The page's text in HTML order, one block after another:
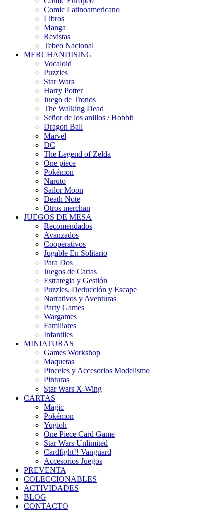
Comic Latinoamericano
Libros
Manga
Revistas
Tebeo Nacional
MERCHANDISING
Vocaloid
Puzzles
Star Wars
Harry Potter
Juego de Tronos
The Walking Dead
Señor de los anillos / Hobbit
Dragon Ball
Marvel
DC
The Legend of Zelda
One piece
Pokémon
Naruto
Sailor Moon
Death Note
Otros merchan
JUEGOS DE MESA
Recomendados
Avanzados
Cooperativos
Jugable En Solitario
Para Dos
Juegos de Cartas
Estrategia y Gestión
Puzzles, Deducción y Escape
Narrativos y Aventuras
Party Games
Wargames
Familiares
Infantiles
MINIATURAS
Games Workshop
Maquetas
Pinceles y Accesorios Modelismo
Pinturas
Star Wars X-Wing
CARTAS
Magic
Pokémon
Yugioh
One Piece Card Game
Star Wars Unlimited
Cardfight!! Vanguard
Accesorios Juegos
PREVENTA
COLECCIONABLES
ACTIVIDADES
BLOG
CONTACTO